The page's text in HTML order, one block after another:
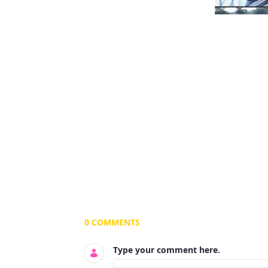
Documents and Media
0 COMMENTS
Type your comment here.